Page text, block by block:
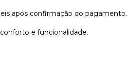
após confirmação do pagamento.
e funcionalidade.